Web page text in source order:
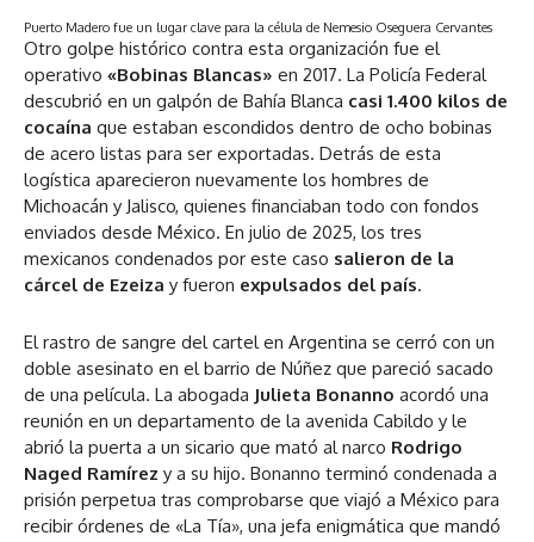
Puerto Madero fue un lugar clave para la célula de Nemesio Oseguera Cervantes
Otro golpe histórico contra esta organización fue el
operativo «Bobinas Blancas» en 2017. La Policía Federal
descubrió en un galpón de Bahía Blanca casi 1.400 kilos de
cocaína que estaban escondidos dentro de ocho bobinas
de acero listas para ser exportadas. Detrás de esta
logística aparecieron nuevamente los hombres de
Michoacán y Jalisco, quienes financiaban todo con fondos
enviados desde México. En julio de 2025, los tres
mexicanos condenados por este caso salieron de la
cárcel de Ezeiza y fueron expulsados del país.
El rastro de sangre del cartel en Argentina se cerró con un
doble asesinato en el barrio de Núñez que pareció sacado
de una película. La abogada Julieta Bonanno acordó una
reunión en un departamento de la avenida Cabildo y le
abrió la puerta a un sicario que mató al narco Rodrigo
Naged Ramírez y a su hijo. Bonanno terminó condenada a
prisión perpetua tras comprobarse que viajó a México para
recibir órdenes de «La Tía», una jefa enigmática que mandó